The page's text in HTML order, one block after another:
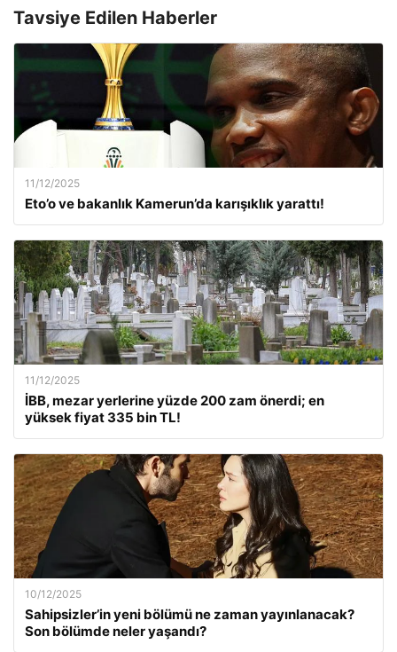
Tavsiye Edilen Haberler
11/12/2025
Eto’o ve bakanlık Kamerun’da karışıklık yarattı!
11/12/2025
İBB, mezar yerlerine yüzde 200 zam önerdi; en
yüksek fiyat 335 bin TL!
10/12/2025
Sahipsizler’in yeni bölümü ne zaman yayınlanacak?
Son bölümde neler yaşandı?